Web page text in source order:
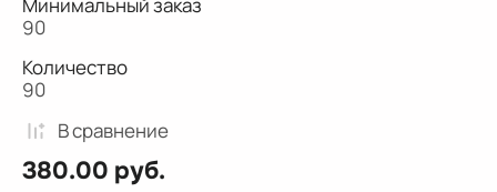
90
Количество
90
В сравнениe
380.00 руб.